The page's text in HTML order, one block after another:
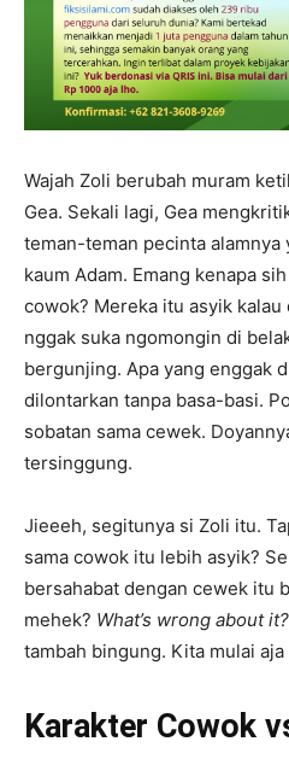
Wajah Zoli berubah muram
Gea. Sekali lagi, Gea
teman-teman pecinta alamnya
kaum Adam. Emang kenapa
cowok? Mereka itu asyik
nggak suka ngomongin di
bergunjing. Apa yang enggak
dilontarkan tanpa basa-basi.
sobatan sama cewek.
tersinggung.
Jieeeh, segitunya si Zoli itu.
sama cowok itu lebih asyik?
bersahabat dengan cewek itu
mehek? What’s wrong about it?
tambah bingung. Kita mulai
Karakter Cowok